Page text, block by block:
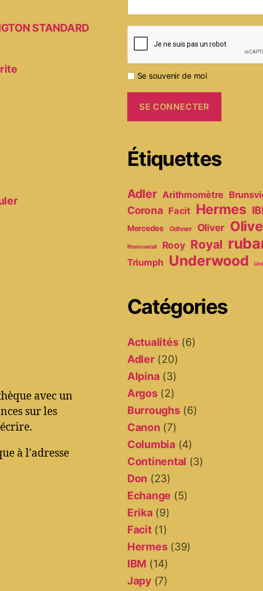
STANDARD
avec un
sur les
à l'adresse
Se souvenir de moi
Étiquettes
Adler Arithmomètre
Corona Facit Hermes
Mercedes
Odhner Oliver
Rheinmetall Rooy Royal
Triumph Underwood
Catégories
Actualités (6)
Adler(20)
Alpina (3)
Argos (2)
Burroughs (6)
Canon (7)
Columbia (4)
Continental (3)
Don (23)
Echange (5)
Erika (9)
Facit(1)
Hermes (39)
IBM (14)
Japy(7)